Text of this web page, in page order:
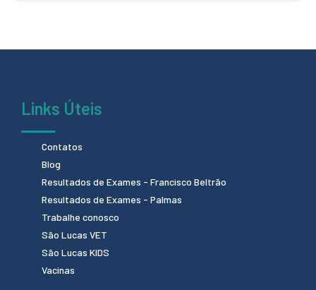
Links Úteis
Contatos
Blog
Resultados de Exames - Francisco Beltrão
Resultados de Exames - Palmas
Trabalhe conosco
São Lucas VET
São Lucas KIDS
Vacinas